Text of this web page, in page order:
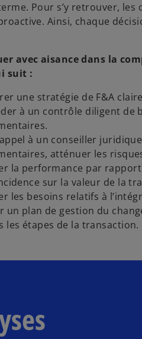
Pour s’y retrouver,
Ainsi, chaque
avec aisance dans la
suit :
une stratégie de F&A
à un contrôle diligent de
à un conseiller
atténuer les
la performance par
sur la valeur de la
les besoins relatifs à
un plan de gestion du
les étapes de la transaction.